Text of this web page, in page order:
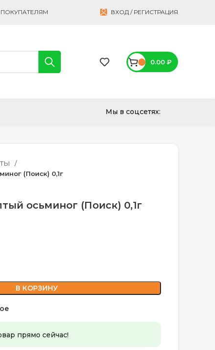
ПОКУПАТЕЛЯМ ВХОД / РЕГИСТРАЦИЯ
0.00 ₽
Мы в соцсетях:
(Поиск) 0,1г
осьминог (Поиск) 0,1г
В КОРЗИНУ
прямо сейчас!